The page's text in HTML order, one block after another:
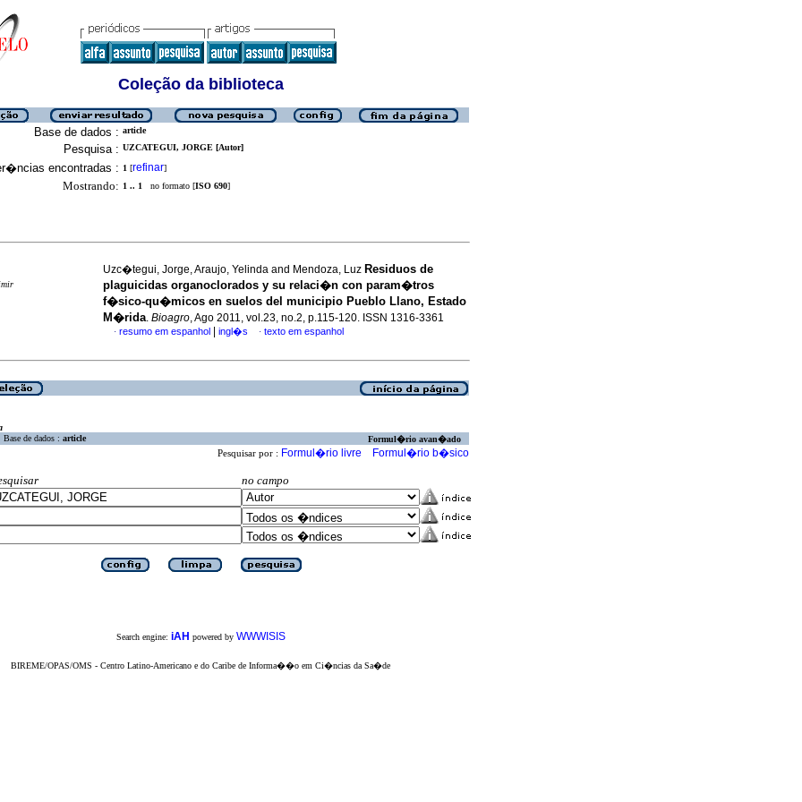
Coleção da biblioteca
Base de dados : article
Pesquisa : UZCATEGUI, JORGE [Autor]
encontradas : 1 [refinar]
Mostrando: 1 .. 1 no formato [ISO 690]
Uzc�tegui, Jorge, Araujo, Yelinda and Mendoza, Luz Residuos de
plaguicidas organoclorados y su relaci�n con param�tros
f�sico-qu�micos en suelos del municipio Pueblo Llano, Estado
M�rida. Bioagro, Ago 2011, vol.23, no.2, p.115-120. ISSN 1316-3361
· resumo em espanhol ingl�s · texto em espanhol
Base de dados : article Formul�rio avan�ado
Pesquisar por : Formul�rio livre Formul�rio b�sico
no campo
Search engine: iAH powered by WWWISIS
BIREME/OPAS/OMS - Centro Latino-Americano e do Caribe de Informa��o em Ci�ncias da Sa�de